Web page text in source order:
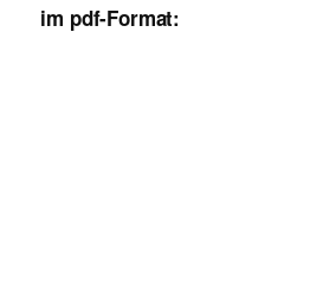
im pdf-Format: